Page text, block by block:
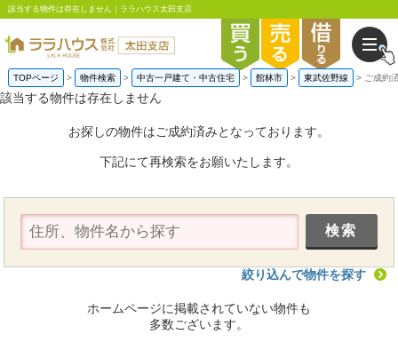
該当する物件は存在しません｜ララハウス太田支店
TOPページ 物件検索 中古一戸建て・中古住宅 館林市 東武佐野線 ご成約
該当する物件は存在しません
お探しの物件はご成約済みとなっております。
下記にて再検索をお願いたします。
絞り込んで物件を探す
ホームページに掲載されていない物件も
多数ございます。